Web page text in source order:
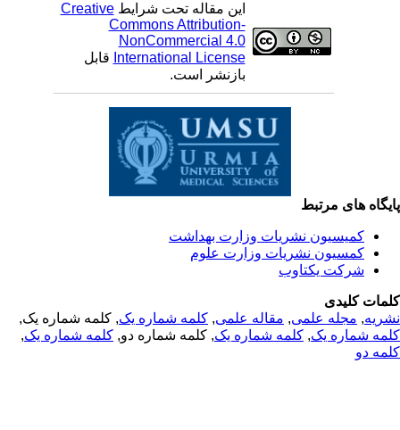
این مقاله تحت شرایطCreative
Commons Attribution-
NonCommercial 4.0
International Licenseقابل
بازنشر است.
های مرتبط
کمیسیون نشریات وزارت بهداشت
کمسیون نشریات وزارت علوم
شرکت یکتاوب
کلیدی
,مجله علمی, مقاله علمی, کلمه شماره یک, کلمه شماره یک,
شماره یک,کلمه شماره یک, کلمه شماره دو,کلمه شماره یک,
دو